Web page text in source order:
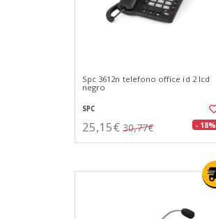
Spc 3612n telefono office id 2 lcd
negro
SPC
25,15€ 30,77€ - 18%